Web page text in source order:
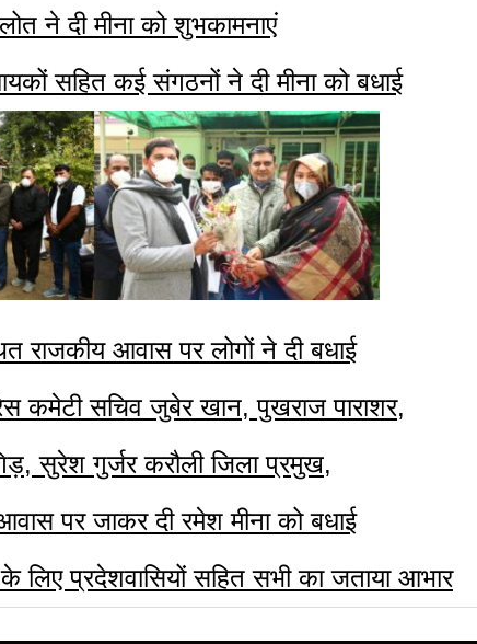
ने दी मीना को शुभकामनाएं
सहित कई संगठनों ने दी मीना को बधाई
राजकीय आवास पर लोगों ने दी बधाई
कमेटी सचिव जुबेर खान, पुखराज पाराशर,
सुरेश गुर्जर करौली जिला प्रमुख,
पर जाकर दी रमेश मीना को बधाई
लिए प्रदेशवासियों सहित सभी का जताया आभार